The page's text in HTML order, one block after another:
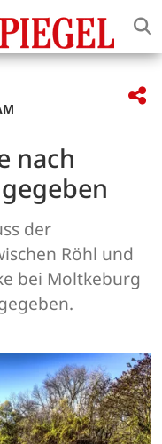
nach
der
Röhl und
bei Moltkeburg